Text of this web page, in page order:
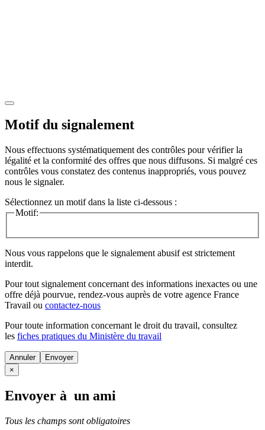
Motif du signalement
Nous effectuons systématiquement des contrôles pour vérifier la
légalité et la conformité des offres que nous diffusons. Si malgré ces
contrôles vous constatez des contenus inappropriés, vous pouvez
nous le signaler.
Sélectionnez un motif dans la liste ci-dessous :
Motif:
Nous vous rappelons que le signalement abusif est strictement
interdit.
Pour tout signalement concernant des informations inexactes ou une
offre déjà pourvue, rendez-vous auprès de votre agence France
Travail ou contactez-nous
Pour toute information concernant le droit du travail, consultez
les fiches pratiques du Ministère du travail
Annuler
×
Envoyer à un ami
Tous les champs sont obligatoires